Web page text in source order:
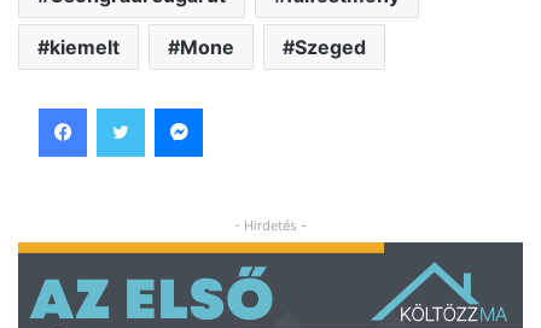
kiemelt Mone Szeged
- Hirdetés -